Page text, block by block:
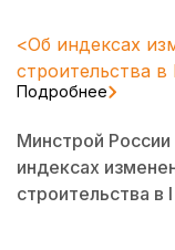
<Об индексах
строительства в
Подробнее
Минстрой
индексах
строительства в